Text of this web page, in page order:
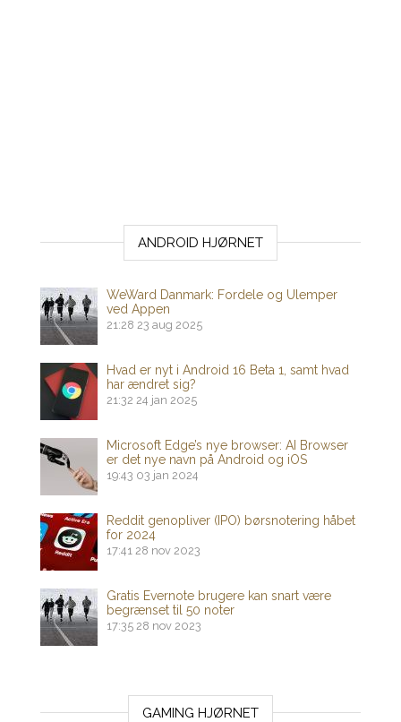
ANDROID HJØRNET
WeWard Danmark: Fordele og Ulemper
ved Appen
21:28 23 aug 2025
Hvad er nyt i Android 16 Beta 1, samt hvad
har ændret sig?
21:32 24 jan 2025
Microsoft Edge’s nye browser: AI Browser
er det nye navn på Android og iOS
19:43 03 jan 2024
Reddit genopliver (IPO) børsnotering håbet
for 2024
17:41 28 nov 2023
Gratis Evernote brugere kan snart være
begrænset til 50 noter
17:35 28 nov 2023
GAMING HJØRNET